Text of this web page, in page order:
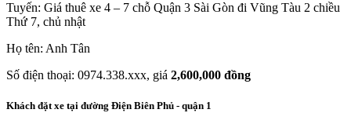
Tuyến: Giá thuê xe 4 – 7 chỗ Quận 3 Sài Gòn đi Vũng Tàu 2 chiều
Thứ 7, chủ nhật
Họ tên: Anh Tân
Số điện thoại: 0974.338.xxx, giá 2,600,000 đồng
Khách đặt xe tại đường Điện Biên Phủ - quận 1